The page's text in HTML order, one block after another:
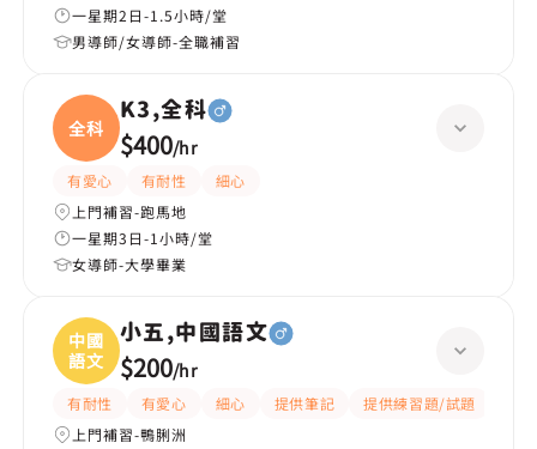
一星期2日-1.5小時/堂
男導師/女導師-全職補習
全科
K3,全科
$400/hr
有愛心 有耐性
細心
上門補習-跑馬地
一星期3日-1小時/堂
女導師-大學畢業
中國
語文
小五,中國語文
$200/hr
有耐性 有愛心 細心 提供筆記 提供練習題/試題
上門補習-鴨脷洲